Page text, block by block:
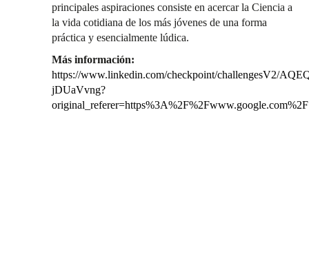
principales aspiraciones consiste en acercar la Ciencia a
la vida cotidiana de los más jóvenes de una forma
práctica y esencialmente lúdica.
Más información:
https://www.linkedin.com/checkpoint/challengesV2/
jDUaVvng?
original_referer=https%3A%2F%2Fwww.google.com%2F